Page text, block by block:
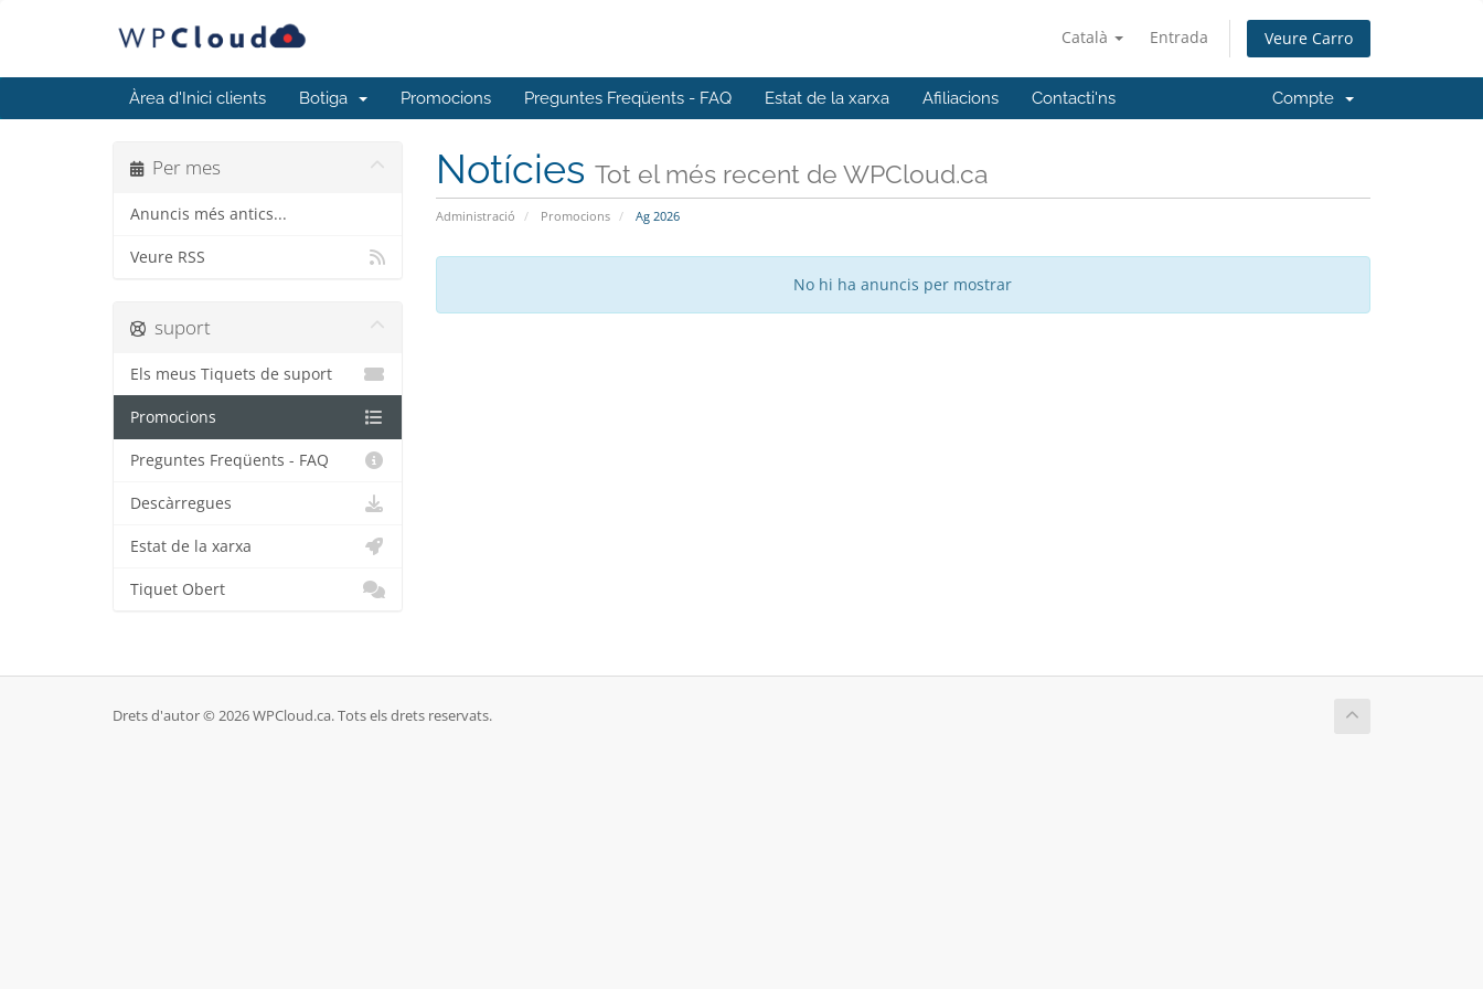
Català Entrada Veure Carro
Àrea d'Inici clients Botiga Promocions Preguntes Freqüents - FAQ Estat de la xarxa Afiliacions Contacti'ns Compte
Notícies Tot el més recent de WPCloud.ca
Administració Promocions Ag 2026
Per mes
Anuncis més antics...
Veure RSS
No hi ha anuncis per mostrar
suport
Els meus Tiquets de suport
Promocions
Preguntes Freqüents - FAQ
Descàrregues
Estat de la xarxa
Tiquet Obert
Drets d'autor © 2026 WPCloud.ca. Tots els drets reservats.